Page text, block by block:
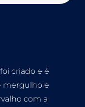
criado e é
mergulho e
com a